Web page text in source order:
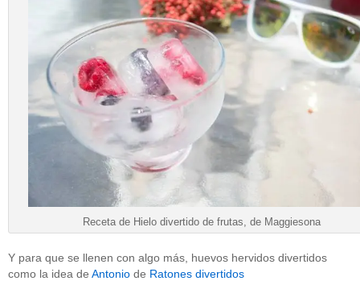
Receta de Hielo divertido de frutas, de Maggiesona
Y para que se llenen con algo más, huevos hervidos divertidos
como la idea de Antonio de Ratones divertidos